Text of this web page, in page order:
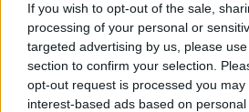
If you wish to opt-out of the sale,
processing of your personal or
targeted advertising by us, please
section to confirm your selection.
opt-out request is processed you may
interest-based ads based on